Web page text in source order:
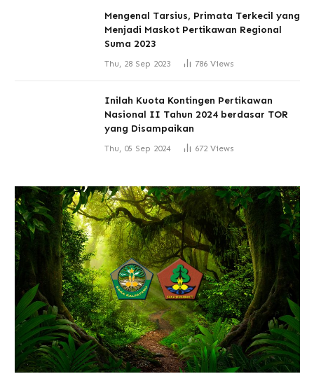
Mengenal Tarsius, Primata Terkecil yang
Menjadi Maskot Pertikawan Regional
Suma 2023
Thu, 28 Sep 2023 786 Views
Inilah Kuota Kontingen Pertikawan
Nasional II Tahun 2024 berdasar TOR
yang Disampaikan
Thu, 05 Sep 2024 672 Views